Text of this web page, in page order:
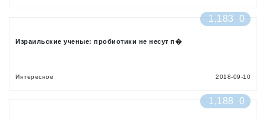
1,183 0
Израильские ученые: пробиотики не несут п�
Интересное 2018-09-10
1,188 0